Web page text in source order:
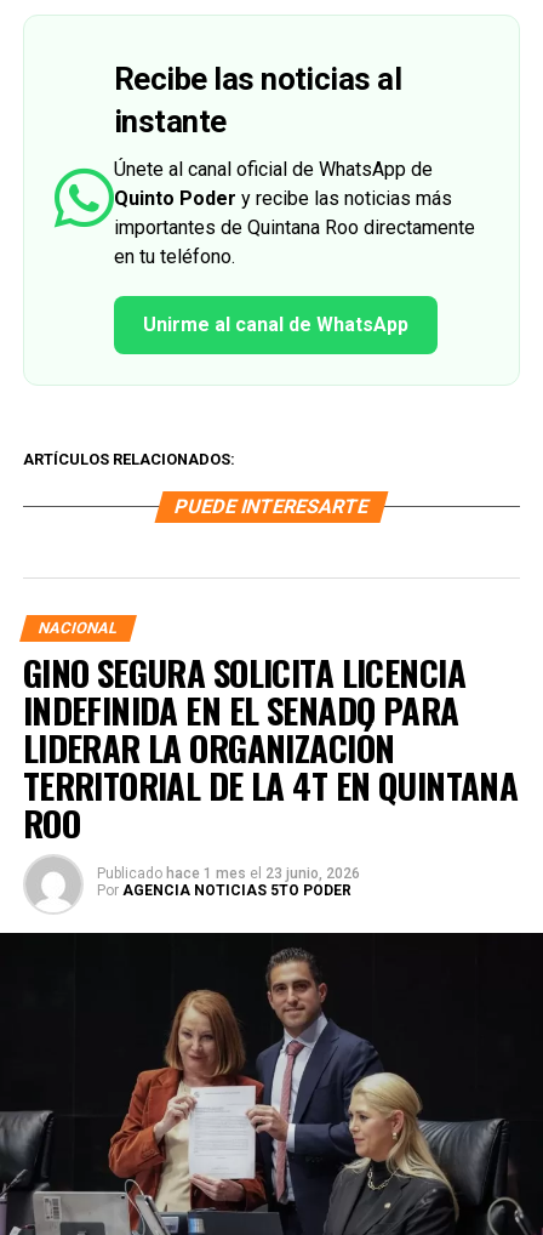
Recibe las noticias al
instante
Únete al canal oficial de WhatsApp de
Quinto Poder y recibe las noticias más
importantes de Quintana Roo directamente
en tu teléfono.
Unirme al canal de WhatsApp
ARTÍCULOS RELACIONADOS:
PUEDE INTERESARTE
NACIONAL
GINO SEGURA SOLICITA LICENCIA
INDEFINIDA EN EL SENADO PARA
LIDERAR LA ORGANIZACIÓN
TERRITORIAL DE LA 4T EN QUINTANA
ROO
Publicado hace 1 mes el 23 junio, 2026
Por AGENCIA NOTICIAS 5TO PODER